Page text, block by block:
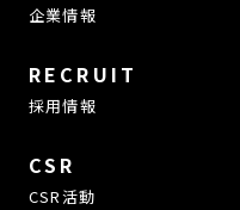
企業情報
RECRUIT
採用情報
CSR
CSR活動